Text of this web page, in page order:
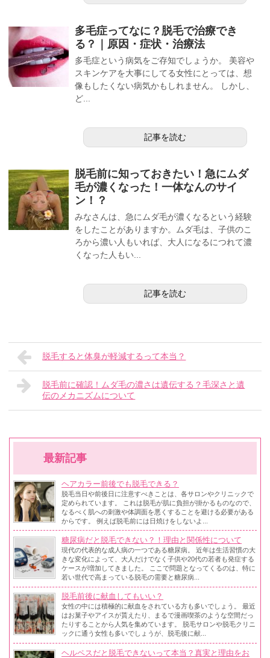
多毛症ってなに？脱毛で治療でき
る？｜原因・症状・治療法
多毛症という病気をご存知でしょうか。 美容や
スキンケアを大事にしてる女性にとっては、想
像もしたくない病気かもしれません。 しかし、
ど...
記事を読む
脱毛前に知っておきたい！急にムダ
毛が濃くなった！一体なんのサイ
ン！？
みなさんは、急にムダ毛が濃くなるという経験
をしたことがありますか。ムダ毛は、子供のこ
ろから濃い人もいれば、大人になるにつれて濃
くなった人もい...
記事を読む
脱毛すると体臭が軽減するって本当？
脱毛前に確認！ムダ毛の濃さは遺伝する？毛深さと遺
伝のメカニズムについて
最新記事
ヘアカラー前後でも脱毛できる？
脱毛当日や前後日に注意すべきことは、各サロンやクリニックで
定められています。 これは脱毛が肌に負担が掛かるものなので、
なるべく肌への刺激や体調面を悪くすることを避ける必要がある
からです。 例えば脱毛前には日焼けをしないよ...
糖尿病だと脱毛できない？！理由と関係性について
現代の代表的な成人病の一つである糖尿病。 近年は生活習慣の大
きな変化によって、大人だけでなく子供や20代の若者も発症する
ケースが増加してきました。 ここで問題となってくるのは、特に
若い世代で高まっている脱毛の需要と糖尿病...
脱毛前後に献血してもいい？
女性の中には積極的に献血をされている方も多いでしょう。 最近
はお菓子やアイスが貰えたり、まるで漫画喫茶のような空間だっ
たりすることから人気を集めています。 脱毛サロンや脱毛クリニ
ックに通う女性も多いでしょうが、脱毛後に献...
ヘルペスだと脱毛できないって本当？真実と理由をお